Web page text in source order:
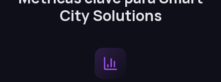
City Solutions